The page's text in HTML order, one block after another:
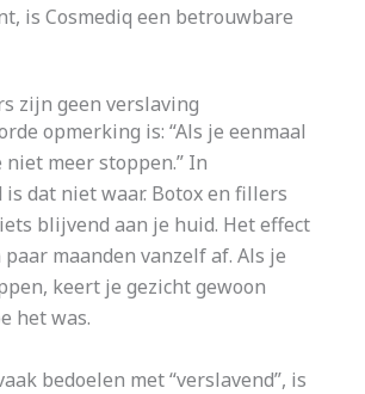
is Cosmediq een betrouwbare
zijn geen verslaving
opmerking is: “Als je eenmaal
meer stoppen.” In
dat niet waar. Botox en fillers
blijvend aan je huid. Het effect
maanden vanzelf af. Als je
keert je gezicht gewoon
het was.
bedoelen met “verslavend”, is